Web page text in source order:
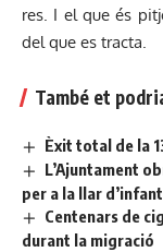
res. I el que és
del que es tracta.
També et
Èxit total de la
L’Ajuntament
per a la llar
Centenars de
durant la migració